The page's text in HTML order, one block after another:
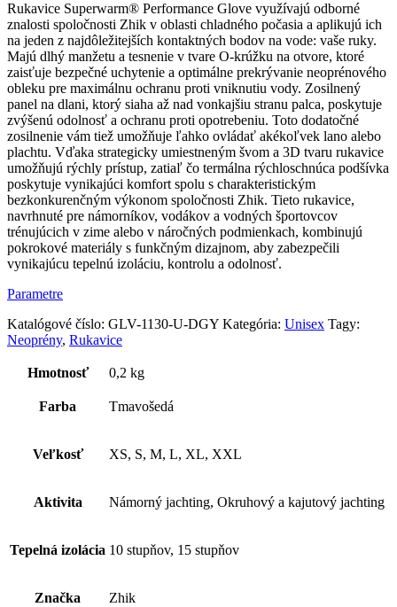
Rukavice Superwarm® Performance Glove využívajú odborné
znalosti spoločnosti Zhik v oblasti chladného počasia a aplikujú ich
na jeden z najdôležitejších kontaktných bodov na vode: vaše ruky.
Majú dlhý manžetu a tesnenie v tvare O-krúžku na otvore, ktoré
zaisťuje bezpečné uchytenie a optimálne prekrývanie neoprénového
obleku pre maximálnu ochranu proti vniknutiu vody. Zosilnený
panel na dlani, ktorý siaha až nad vonkajšiu stranu palca, poskytuje
zvýšenú odolnosť a ochranu proti opotrebeniu. Toto dodatočné
zosilnenie vám tiež umožňuje ľahko ovládať akékoľvek lano alebo
plachtu. Vďaka strategicky umiestneným švom a 3D tvaru rukavice
umožňujú rýchly prístup, zatiaľ čo termálna rýchloschnúca podšívka
poskytuje vynikajúci komfort spolu s charakteristickým
bezkonkurenčným výkonom spoločnosti Zhik. Tieto rukavice,
navrhnuté pre námorníkov, vodákov a vodných športovcov
trénujúcich v zime alebo v náročných podmienkach, kombinujú
pokrokové materiály s funkčným dizajnom, aby zabezpečili
vynikajúcu tepelnú izoláciu, kontrolu a odolnosť.
Parametre
Katalógové číslo: GLV-1130-U-DGY Kategória: Unisex Tagy:
Neoprény, Rukavice
Hmotnosť 0,2 kg
Farba Tmavošedá
Veľkosť XS, S, M, L, XL, XXL
Aktivita Námorný jachting, Okruhový a kajutový jachting
Tepelná izolácia 10 stupňov, 15 stupňov
Značka Zhik